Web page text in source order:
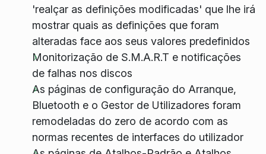
'realçar as definições modificadas' que lhe irá
mostrar quais as definições que foram
alteradas face aos seus valores predefinidos
Monitorização de S.M.A.R.T e notificações
de falhas nos discos
As páginas de configuração do Arranque,
Bluetooth e o Gestor de Utilizadores foram
remodeladas do zero de acordo com as
normas recentes de interfaces do utilizador